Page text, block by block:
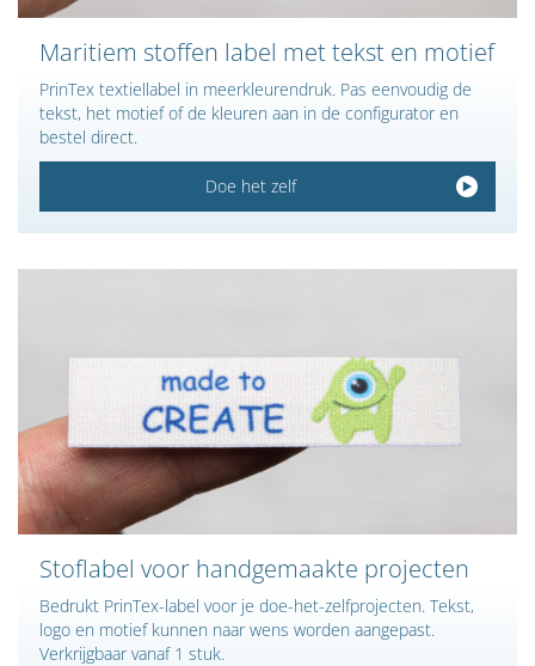
Maritiem stoffen label met tekst en motief
PrinTex textiellabel in meerkleurendruk. Pas eenvoudig de
tekst, het motief of de kleuren aan in de configurator en
bestel direct.
Doe het zelf
Stoflabel voor handgemaakte projecten
Bedrukt PrinTex-label voor je doe-het-zelfprojecten. Tekst,
logo en motief kunnen naar wens worden aangepast.
Verkrijgbaar vanaf 1 stuk.